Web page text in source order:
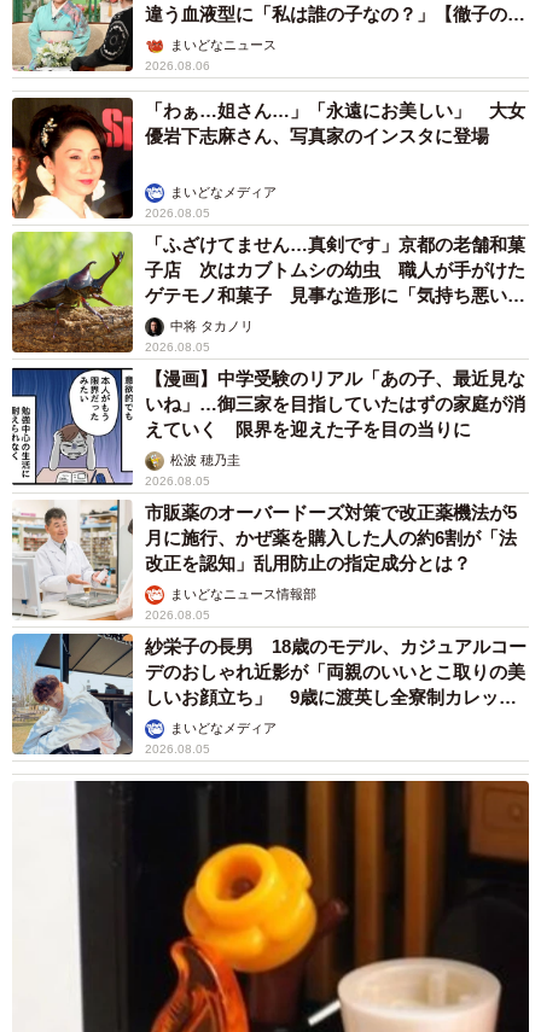
違う血液型に「私は誰の子なの？」【徹子の部
屋】まいどなニュース
2026.08.06
「わぁ…姐さん…」「永遠にお美しい」 大女
優岩下志麻さん、写真家のインスタに登場
まいどなメディア
2026.08.05
「ふざけてません…真剣です」京都の老舗和菓
子店 次はカブトムシの幼虫 職人が手がけた
ゲテモノ和菓子 見事な造形に「気持ち悪いく
らいリアル」
中将 タカノリ
2026.08.05
【漫画】中学受験のリアル「あの子、最近見な
いね」…御三家を目指していたはずの家庭が消
えていく 限界を迎えた子を目の当りに
松波 穂乃圭
2026.08.05
市販薬のオーバードーズ対策で改正薬機法が5
月に施行、かぜ薬を購入した人の約6割が「法
改正を認知」乱用防止の指定成分とは？
まいどなニュース情報部
2026.08.05
紗栄子の長男 18歳のモデル、カジュアルコー
デのおしゃれ近影が「両親のいいとこ取りの美
しいお顔立ち」 9歳に渡英し全寮制カレッジ
で学ぶまいどなメディア
2026.08.05